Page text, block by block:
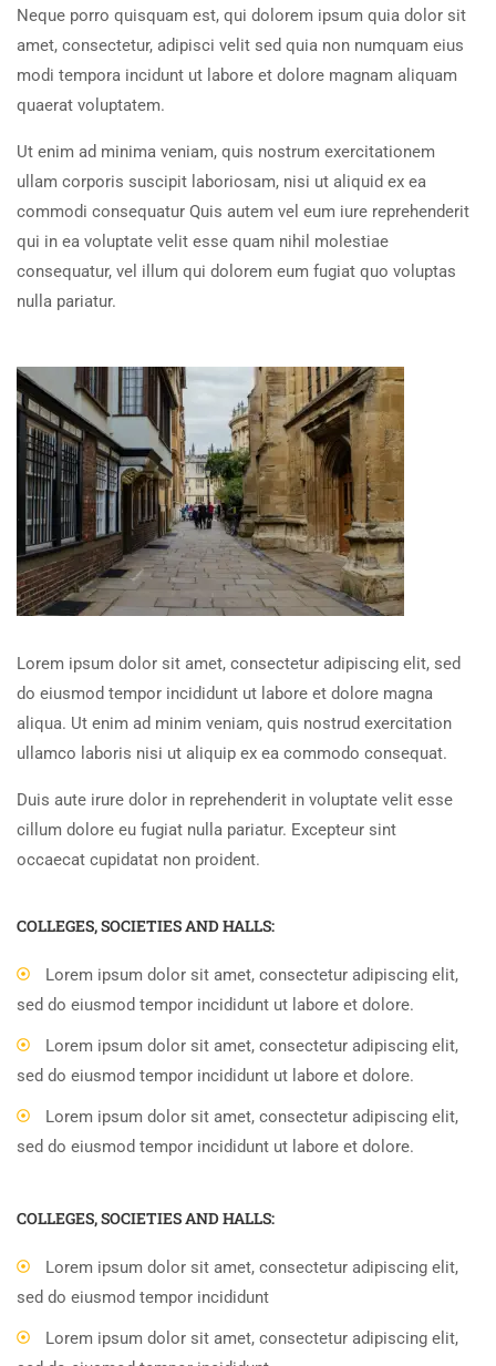
Neque porro quisquam est, qui dolorem ipsum quia dolor sit
amet, consectetur, adipisci velit sed quia non numquam eius
modi tempora incidunt ut labore et dolore magnam aliquam
quaerat voluptatem.
Ut enim ad minima veniam, quis nostrum exercitationem
ullam corporis suscipit laboriosam, nisi ut aliquid ex ea
commodi consequatur Quis autem vel eum iure reprehenderit
qui in ea voluptate velit esse quam nihil molestiae
consequatur, vel illum qui dolorem eum fugiat quo voluptas
nulla pariatur.
Lorem ipsum dolor sit amet, consectetur adipiscing elit, sed
do eiusmod tempor incididunt ut labore et dolore magna
aliqua. Ut enim ad minim veniam, quis nostrud exercitation
ullamco laboris nisi ut aliquip ex ea commodo consequat.
Duis aute irure dolor in reprehenderit in voluptate velit esse
cillum dolore eu fugiat nulla pariatur. Excepteur sint
occaecat cupidatat non proident.
COLLEGES, SOCIETIES AND HALLS:
Lorem ipsum dolor sit amet, consectetur adipiscing elit,
sed do eiusmod tempor incididunt ut labore et dolore.
Lorem ipsum dolor sit amet, consectetur adipiscing elit,
sed do eiusmod tempor incididunt ut labore et dolore.
Lorem ipsum dolor sit amet, consectetur adipiscing elit,
sed do eiusmod tempor incididunt ut labore et dolore.
COLLEGES, SOCIETIES AND HALLS:
Lorem ipsum dolor sit amet, consectetur adipiscing elit,
sed do eiusmod tempor incididunt
Lorem ipsum dolor sit amet, consectetur adipiscing elit,